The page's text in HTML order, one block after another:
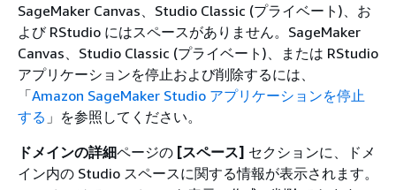
SageMaker Canvas、Studio Classic (プライベート)、お
よび RStudio にはスペースがありません。SageMaker
Canvas、Studio Classic (プライベート)、または RStudio
アプリケーションを停止および削除するには、
「Amazon SageMaker Studio アプリケーションを停止
する 」を参照してください。
ドメインの詳細ページの [スペース] セクションに、ドメ
イン内の Studio スペースに関する情報が表示されます。